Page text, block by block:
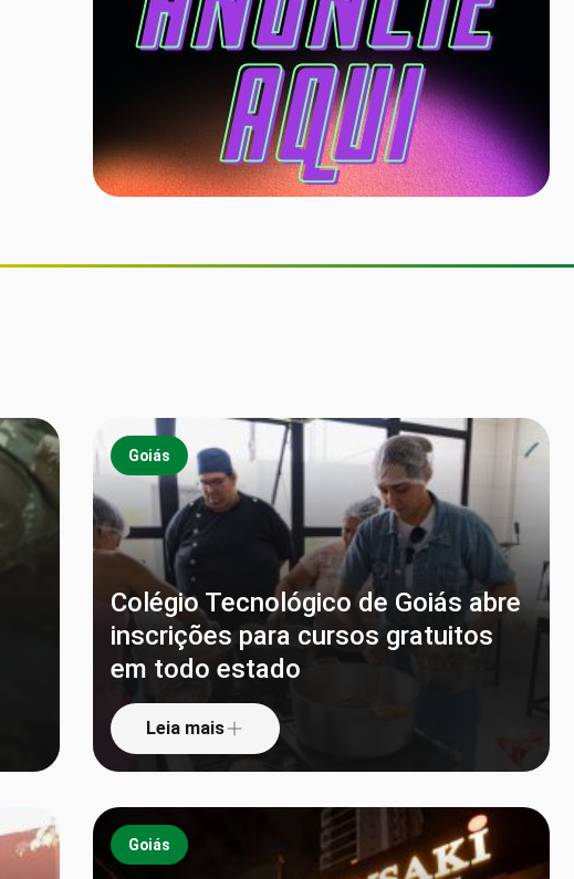
Goiás
Colégio Tecnológico de Goiás abre
inscrições para cursos gratuitos
em todo estado
Leia mais
Goiás